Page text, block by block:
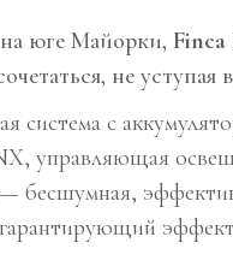
юге Майорки, Finca
не уступая
система с
управляющая
бесшумная,